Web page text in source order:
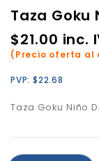
Taza Goku
$21.00 inc.
(Precio oferta al
PVP: $22.68
Taza Goku Niño